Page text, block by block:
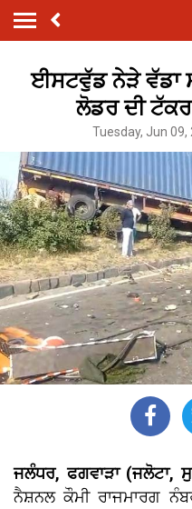
ਈਸਟਵੁੱਡ ਨੇੜੇ ਵੱਡਾ
ਲੋਡਰ ਦੀ
Tuesday, Jun 09,
ਜਲੰਧਰ, ਫਗਵਾੜਾ(ਜਲੋਟਾ,
ਨੈਸ਼ਨਲ ਕੌਮੀ ਰਾਜਮਾਰਗ